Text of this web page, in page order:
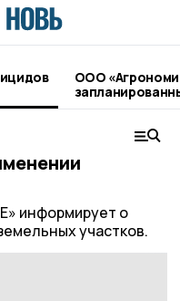
ООО
применению
информирует о
участков.